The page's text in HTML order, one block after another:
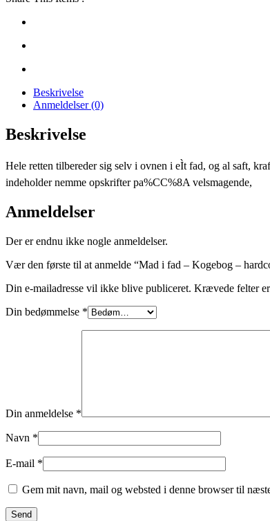
Beskrivelse
Anmeldelser (0)
Beskrivelse
Hele retten tilbereder sig selv i ovnen i eÌt fad, og al saft,
indeholder nemme opskrifter pa%CC%8A velsmagende,
Anmeldelser
Der er endnu ikke nogle anmeldelser.
Vær den første til at anmelde “Mad i fad – Kogebog –
Din e-mailadresse vil ikke blive publiceret. Krævede felter
Din bedømmelse *
Din anmeldelse *
Navn *
E-mail *
Gem mit navn, mail og websted i denne browser til